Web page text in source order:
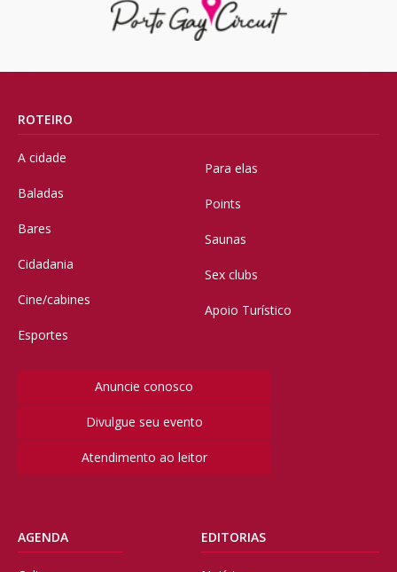
ROTEIRO
A cidade
Baladas
Bares
Cidadania
Cine/cabines
Esportes
Para elas
Points
Saunas
Sex clubs
Apoio Turístico
Anuncie conosco
Divulgue seu evento
Atendimento ao leitor
AGENDA EDITORIAS